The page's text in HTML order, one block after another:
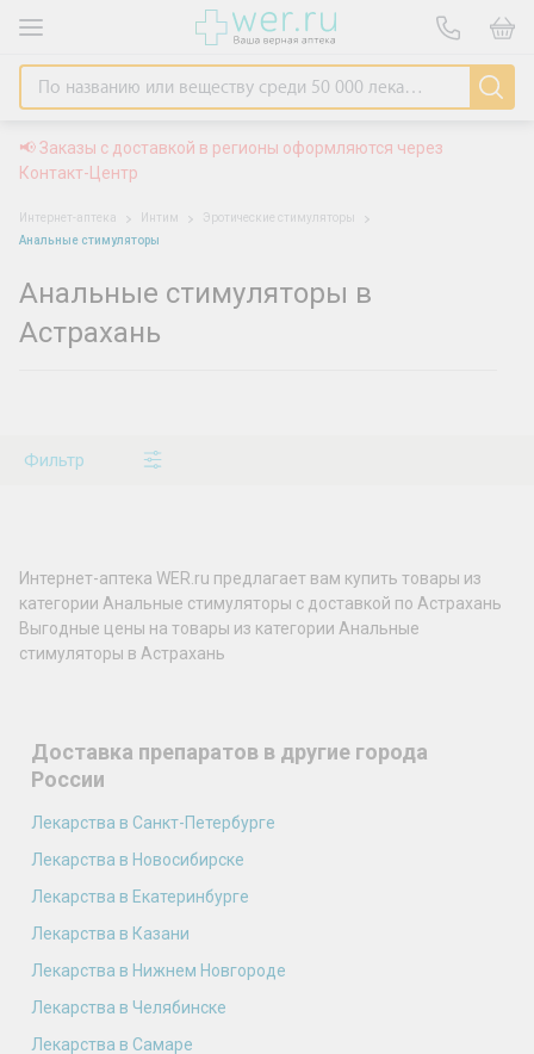
📢 Заказы с доставкой в регионы оформляются через
Контакт-Центр
Интернет-аптека Интим
Эротические стимуляторы
Анальные стимуляторы
Анальные стимуляторы в
Астрахань
Фильтр
Интернет-аптека WER.ru предлагает вам купить товары из
категории Анальные стимуляторы с доставкой по Астрахань
Выгодные цены на товары из категории Анальные
стимуляторы в Астрахань
Доставка препаратов в другие города
России
Лекарства в Санкт-Петербурге
Лекарства в Новосибирске
Лекарства в Екатеринбурге
Лекарства в Казани
Лекарства в Нижнем Новгороде
Лекарства в Челябинске
Лекарства в Самаре